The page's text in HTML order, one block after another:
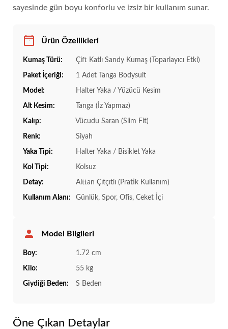
sayesinde gün boyu konforlu ve izsiz bir kullanım sunar.
Ürün Özellikleri
Kumaş Türü: Çift Katlı Sandy Kumaş (Toparlayıcı Etki)
Paket İçeriği: 1 Adet Tanga Bodysuit
Model: Halter Yaka / Yüzücü Kesim
Alt Kesim: Tanga (İz Yapmaz)
Kalıp: Vücudu Saran (Slim Fit)
Renk: Siyah
Yaka Tipi: Halter Yaka / Bisiklet Yaka
Kol Tipi: Kolsuz
Detay: Alttan Çıtçıtlı (Pratik Kullanım)
Kullanım Alanı: Günlük, Spor, Ofis, Ceket İçi
Model Bilgileri
Boy: 1.72 cm
Kilo: 55 kg
Giydiği Beden: S Beden
Öne Çıkan Detaylar